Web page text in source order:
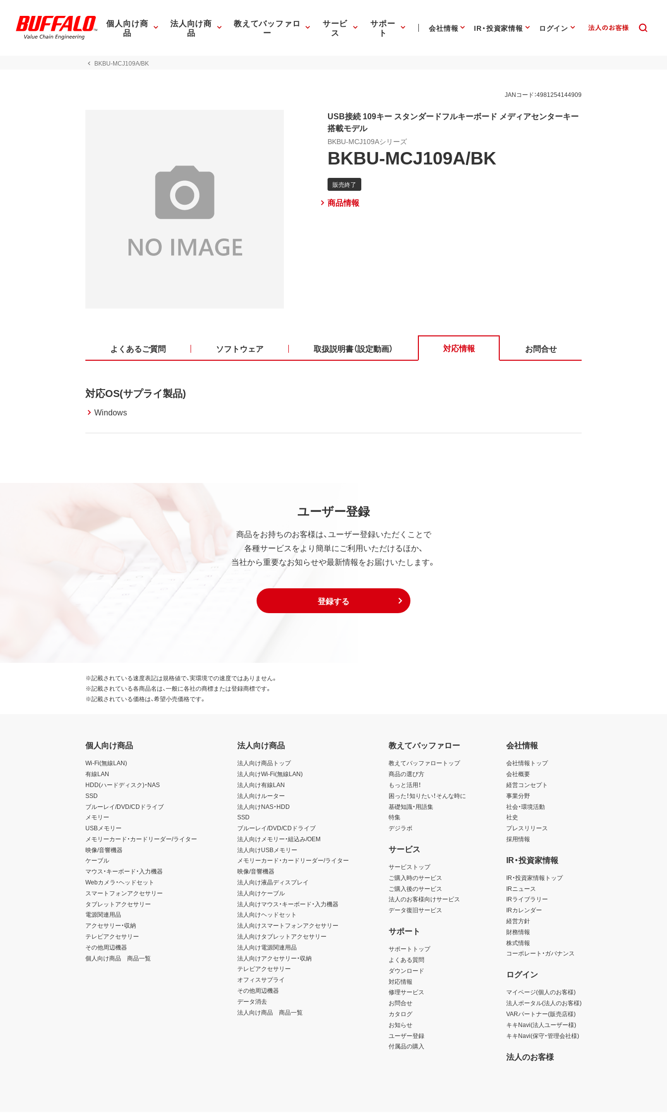
個人向け商
品
法人向け商
品
教えてバッファロ
ー
サービ
ス
サポー
ト 会社情報 IR・投資家情報 ログイン
BKBU-MCJ109A/BK
JANコード：4981254144909
USB接続 109キー スタンダードフルキーボード メディアセンターキー
搭載モデル
BKBU-MCJ109Aシリーズ
BKBU-MCJ109A/BK
商品情報
よくあるご質問 ソフトウェア 取扱説明書（設定動画） 対応情報 お問合せ
対応OS(サプライ製品)
Windows
ユーザー登録
商品をお持ちのお客様は、ユーザー登録いただくことで
各種サービスをより簡単にご利用いただけるほか、
当社から重要なお知らせや最新情報をお届けいたします。
登録する
※記載されている速度表記は規格値で、実環境での速度ではありません。
※記載されている各商品名は、一般に各社の商標または登録商標です。
※記載されている価格は、希望小売価格です。
個人向け商品
Wi-Fi(無線LAN)
有線LAN
HDD(ハードディスク)・NAS
SSD
ブルーレイ/DVD/CDドライブ
メモリー
USBメモリー
メモリーカード・カードリーダー/ライター
映像/音響機器
ケーブル
マウス・キーボード・入力機器
Webカメラ・ヘッドセット
スマートフォンアクセサリー
タブレットアクセサリー
電源関連用品
アクセサリー・収納
テレビアクセサリー
その他周辺機器
個人向け商品 商品一覧
法人向け商品
法人向け商品トップ
法人向けWi-Fi(無線LAN)
法人向け有線LAN
法人向けルーター
法人向けNAS・HDD
SSD
ブルーレイ/DVD/CDドライブ
法人向けメモリー・組込み/OEM
法人向けUSBメモリー
メモリーカード・カードリーダー/ライター
映像/音響機器
法人向け液晶ディスプレイ
法人向けケーブル
法人向けマウス・キーボード・入力機器
法人向けヘッドセット
法人向けスマートフォンアクセサリー
法人向けタブレットアクセサリー
法人向け電源関連用品
法人向けアクセサリー・収納
テレビアクセサリー
オフィスサプライ
その他周辺機器
データ消去
法人向け商品 商品一覧
教えてバッファロー
教えてバッファロートップ
商品の選び方
もっと活用！
困った！知りたい！そんな時に
基礎知識・用語集
特集
デジラボ
サービス
サービストップ
ご購入時のサービス
ご購入後のサービス
法人のお客様向けサービス
データ復旧サービス
サポート
サポートトップ
よくある質問
ダウンロード
対応情報
修理サービス
お問合せ
カタログ
お知らせ
ユーザー登録
付属品の購入
会社情報
会社情報トップ
会社概要
経営コンセプト
事業分野
社会・環境活動
社史
プレスリリース
採用情報
IR・投資家情報
IR・投資家情報トップ
IRニュース
IRライブラリー
IRカレンダー
経営方針
財務情報
株式情報
コーポレート・ガバナンス
ログイン
マイページ(個人のお客様)
法人ポータル(法人のお客様)
VARパートナー(販売店様)
キキNavi(法人ユーザー様)
キキNavi(保守・管理会社様)
法人のお客様